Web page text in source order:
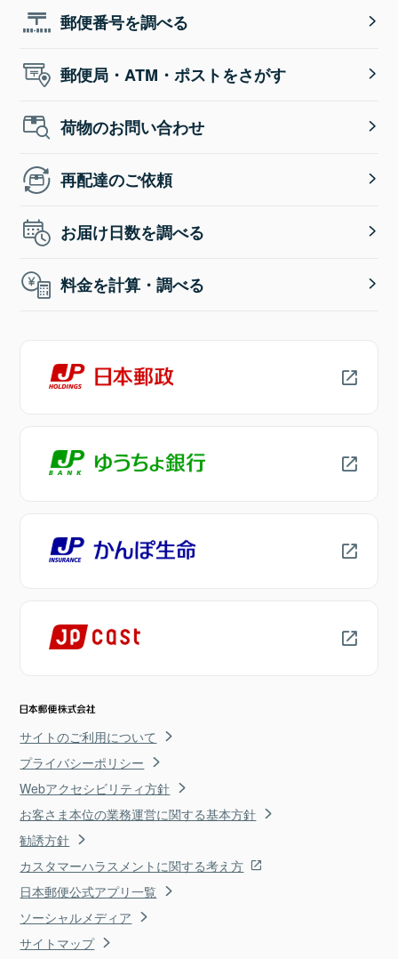
郵便番号を調べる
郵便局・ATM・ポストをさがす
荷物のお問い合わせ
再配達のご依頼
お届け日数を調べる
料金を計算・調べる
サイトのご利用について
プライバシーポリシー
Webアクセシビリティ方針
お客さま本位の業務運営に関する基本方針
勧誘方針
カスタマーハラスメントに関する考え方
日本郵便公式アプリ一覧
ソーシャルメディア
サイトマップ